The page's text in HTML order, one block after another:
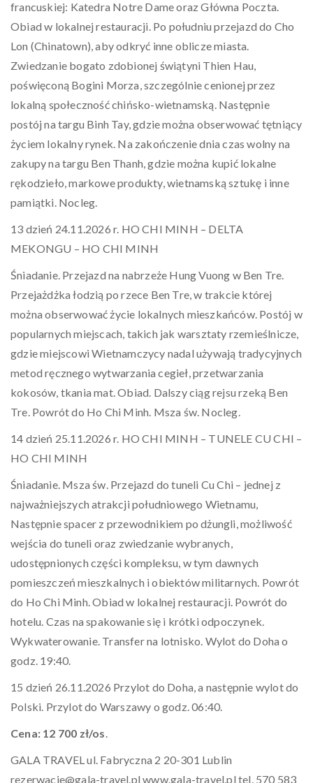
francuskiej: Katedra Notre Dame oraz Główna Poczta.
Obiad w lokalnej restauracji. Po południu przejazd do Cho
Lon (Chinatown), aby odkryć inne oblicze miasta.
Zwiedzanie bogato zdobionej świątyni Thien Hau,
poświęconą Bogini Morza, szczególnie cenionej przez
lokalną społeczność chińsko-wietnamską. Następnie
postój na targu Binh Tay, gdzie można obserwować tętniący
życiem lokalny rynek. Na zakończenie dnia czas wolny na
zakupy na targu Ben Thanh, gdzie można kupić lokalne
rękodzieło, markowe produkty, wietnamską sztukę i inne
pamiątki. Nocleg.
13 dzień 24.11.2026 r. HO CHI MINH – DELTA
MEKONGU – HO CHI MINH
Śniadanie. Przejazd na nabrzeże Hung Vuong w Ben Tre.
Przejażdżka łodzią po rzece Ben Tre, w trakcie której
można obserwować życie lokalnych mieszkańców. Postój w
popularnych miejscach, takich jak warsztaty rzemieślnicze,
gdzie miejscowi Wietnamczycy nadal używają tradycyjnych
metod ręcznego wytwarzania cegieł, przetwarzania
kokosów, tkania mat. Obiad. Dalszy ciąg rejsu rzeką Ben
Tre. Powrót do Ho Chi Minh. Msza św. Nocleg.
14 dzień 25.11.2026 r. HO CHI MINH – TUNELE CU CHI –
HO CHI MINH
Śniadanie. Msza św. Przejazd do tuneli Cu Chi – jednej z
najważniejszych atrakcji południowego Wietnamu,
Następnie spacer z przewodnikiem po dżungli, możliwość
wejścia do tuneli oraz zwiedzanie wybranych,
udostępnionych części kompleksu, w tym dawnych
pomieszczeń mieszkalnych i obiektów militarnych. Powrót
do Ho Chi Minh. Obiad w lokalnej restauracji. Powrót do
hotelu. Czas na spakowanie się i krótki odpoczynek.
Wykwaterowanie. Transfer na lotnisko. Wylot do Doha o
godz. 19:40.
15 dzień 26.11.2026 Przylot do Doha, a następnie wylot do
Polski. Przylot do Warszawy o godz. 06:40.
Cena: 12 700 zł/os.
GALA TRAVEL ul. Fabryczna 2 20-301 Lublin
rezerwacje@gala-travel.pl www.gala-travel.pl tel. 570 583